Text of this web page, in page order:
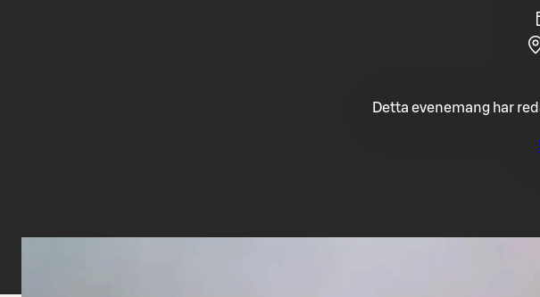
Detta evenemang har